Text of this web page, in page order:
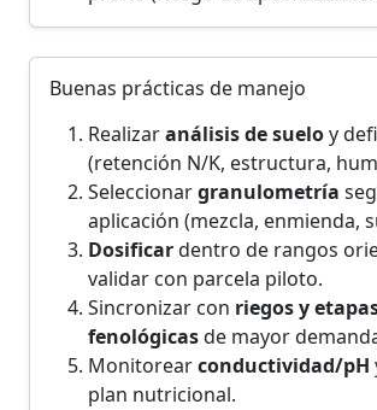
Buenas prácticas de manejo
Realizaranálisis de sueloy
(retención N/K, estructura,
Seleccionargranulometría
aplicación (mezcla, enmienda,
Dosificardentro de rangos
validar con parcela piloto.
Sincronizar con riegos y
fenológicasde mayor
Monitorearconductividad/pH
plan nutricional.